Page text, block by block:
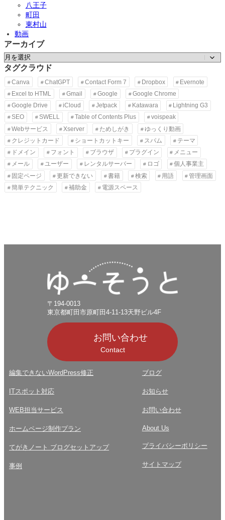
八王子
町田
東村山
動画
アーカイブ
ア
ー
カ
イ
ブ
タグクラウド
Canva ChatGPT Contact Form 7 Dropbox
Evernote
Excel to HTML
Gmail Google
Google Chrome
Google Drive
iCloud Jetpack Katawara
Lightning G3
SEO
SWELL Table of Contents Plus
voispeak
Webサービス
Xserver ためしがき
ゆっくり動画
クレジットカード
ショートカットキー スパム
テーマ
ドメイン
フォント ブラウザ プラグイン
メニュー
メール
ユーザー レンタルサーバー ロゴ
個人事業主
固定ページ
更新できない 書籍 検索 用語
管理画面
簡単テクニック
補助金 電源スペース
〒194-0013
東京都町田市原町田4-11-13天野ビル4F
お問い合わせ
Contact
編集できないWordPress修正
ITスポット対応
WEB担当サービス
ホームページ制作プラン
てがきノート ブログセットアップ
事例
ブログ
お知らせ
お問い合わせ
About Us
プライバシーポリシー
サイトマップ